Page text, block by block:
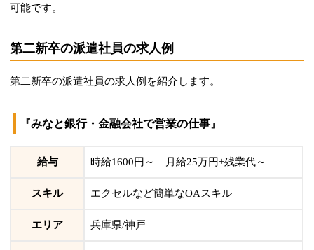
可能です。
第二新卒の派遣社員の求人例
第二新卒の派遣社員の求人例を紹介します。
『みなと銀行・金融会社で営業の仕事』
給与 時給1600円～ 月給25万円+残業代～
スキル エクセルなど簡単なOAスキル
エリア 兵庫県/神戸